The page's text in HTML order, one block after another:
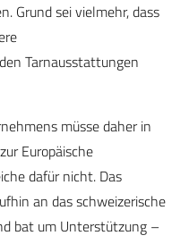
Grund sei vielmehr, dass
Tarnausstattungen
müsse daher in
Europäische
dafür nicht. Das
an das schweizerische
bat um Unterstützung –